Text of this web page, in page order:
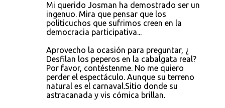
Mi querido Josman ha demostrado ser un
ingenuo. Mira que pensar que los
politicuchos que sufrimos creen en la
democracia participativa...
Aprovecho la ocasión para preguntar, ¿
Desfilan los peperos en la cabalgata real?
Por favor, contéstenme. No me quiero
perder el espectáculo. Aunque su terreno
natural es el carnaval.Sitio donde su
astracanada y vis cómica brillan.